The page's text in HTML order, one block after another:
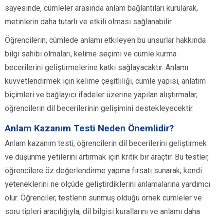
sayesinde, cümleler arasında anlam bağlantıları kurularak,
metinlerin daha tutarlı ve etkili olması sağlanabilir.
Öğrencilerin, cümlede anlamı etkileyen bu unsurlar hakkında
bilgi sahibi olmaları, kelime seçimi ve cümle kurma
becerilerini geliştirmelerine katkı sağlayacaktır. Anlamı
kuvvetlendirmek için kelime çeşitliliği, cümle yapısı, anlatım
biçimleri ve bağlayıcı ifadeler üzerine yapılan alıştırmalar,
öğrencilerin dil becerilerinin gelişimini destekleyecektir.
Anlam Kazanım Testi Neden Önemlidir?
Anlam kazanım testi, öğrencilerin dil becerilerini geliştirmek
ve düşünme yetilerini artırmak için kritik bir araçtır. Bu testler,
öğrencilere öz değerlendirme yapma fırsatı sunarak, kendi
yeteneklerini ne ölçüde geliştirdiklerini anlamalarına yardımcı
olur. Öğrenciler, testlerin sunmuş olduğu örnek cümleler ve
soru tipleri aracılığıyla, dil bilgisi kurallarını ve anlamı daha